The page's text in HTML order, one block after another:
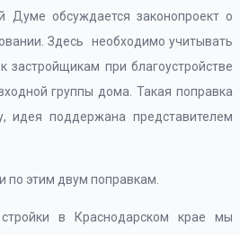
Думе обсуждается законопроект о
Здесь необходимо учитывать
застройщикам при благоустройстве
группы дома. Такая поправка
идея поддержана представителем
этим двум поправкам.
в Краснодарском крае мы